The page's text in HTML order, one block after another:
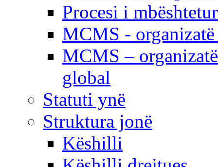
Procesi i
MCMS -
MCMS –
global
Statuti ynë
Struktura jonë
Këshilli